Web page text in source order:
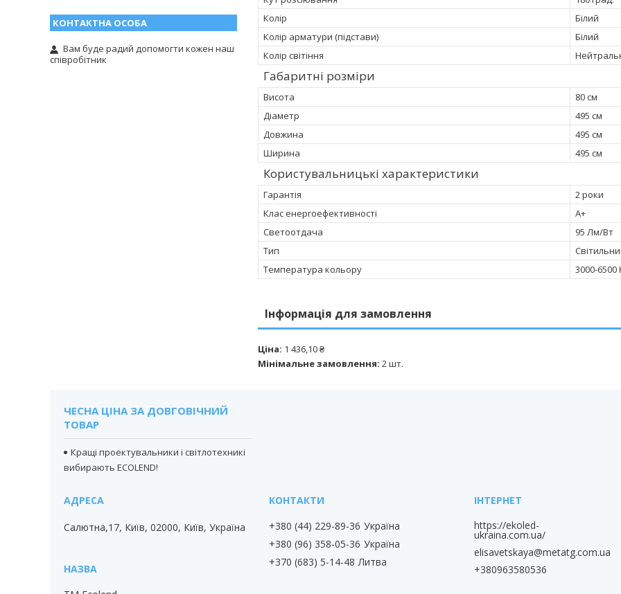
Колір
Білий
Колір арматури (підстави)
Білий
Колір світіння
Габаритні розміри
Висота
80 см
Діаметр
495 см
Довжина
495 см
Ширина
495 см
Користувальницькі характеристики
Гарантія
2 роки
Клас енергоефективності
A+
Светоотдача
95 Лм/Вт
Тип
Температура кольору
3000-6500
Інформація для замовлення
Ціна: 1 436,10 ₴
Мінімальне замовлення: 2 шт.
Вам буде радий допомогти кожен наш
співробітник
ЧЕСНА ЦІНА ЗА ДОВГОВІЧНИЙ
ТОВАР
Кращі проектувальники і світлотехникі
вибирають ECOLEND!
Салютна,17, Київ, 02000, Київ, Україна +380 (44) 229-89-36 Україна
+380 (96) 358-05-36 Україна
+370 (683) 5-14-48 Литва
https://ekoled-
ukraina.com.ua/
elisavetskaya@metatg.com.ua
+380963580536